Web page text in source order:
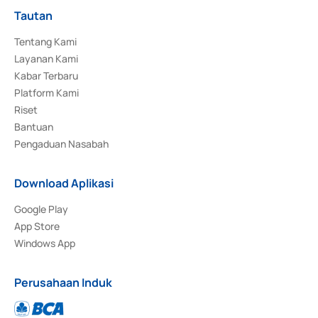
Tautan
Tentang Kami
Layanan Kami
Kabar Terbaru
Platform Kami
Riset
Bantuan
Pengaduan Nasabah
Download Aplikasi
Google Play
App Store
Windows App
Perusahaan Induk